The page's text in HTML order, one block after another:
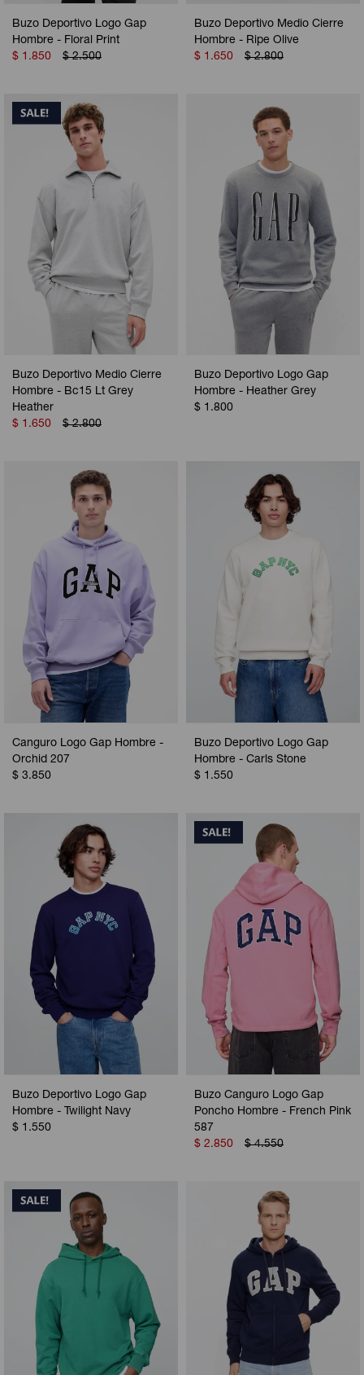
Buzo Deportivo Logo Gap
Hombre - Floral Print
$ 1.850 $ 2.500
Buzo Deportivo Medio Cierre
Hombre - Ripe Olive
$ 1.650 $ 2.800
Buzo Deportivo Medio Cierre
Hombre - Bc15 Lt Grey
Heather
$ 1.650 $ 2.800
Buzo Deportivo Logo Gap
Hombre - Heather Grey
$ 1.800
Canguro Logo Gap Hombre -
Orchid 207
$ 3.850
Buzo Deportivo Logo Gap
Hombre - Carls Stone
$ 1.550
Buzo Deportivo Logo Gap
Hombre - Twilight Navy
$ 1.550
Buzo Canguro Logo Gap
Poncho Hombre - French Pink
587
$ 2.850 $ 4.550